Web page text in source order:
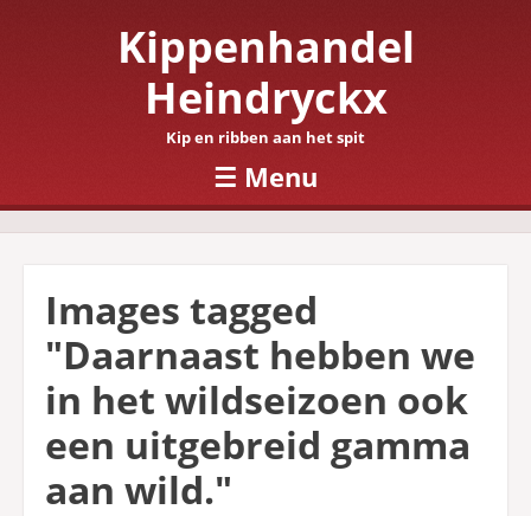
Kippenhandel
Heindryckx
Kip en ribben aan het spit
☰ Menu
Skip to content
Images tagged
"Daarnaast hebben we
in het wildseizoen ook
een uitgebreid gamma
aan wild."